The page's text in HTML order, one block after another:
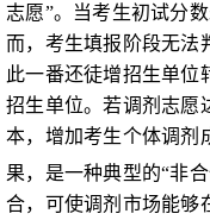
志愿”。当考生初试分
而，考生填报阶段无法
此一番还徒增招生单位
招生单位。若调剂志愿
本，增加考生个体调剂
果，是一种典型的“非
合，可使调剂市场能够